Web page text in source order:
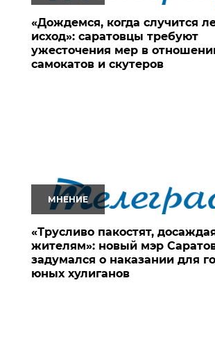
«Дождемся, когда случится
исход»: саратовцы требуют
ужесточения мер в
самокатов и скутеров
МНЕНИЕ
«Трусливо пакостят,
жителям»: новый мэр
задумался о наказании для
юных хулиганов